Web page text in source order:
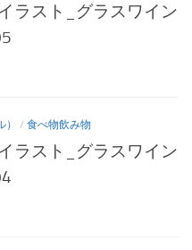
ラスト_グラスワイン
/ 食べ物飲み物
ラスト_グラスワイン